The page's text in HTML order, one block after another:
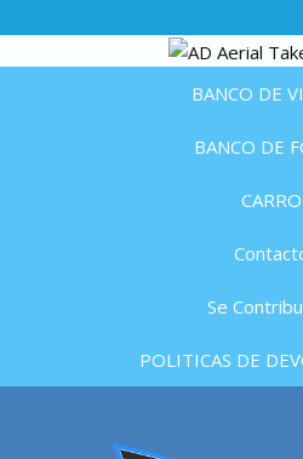
BANCO DE
BANCO DE
CARRO
Se
POLITICAS DE